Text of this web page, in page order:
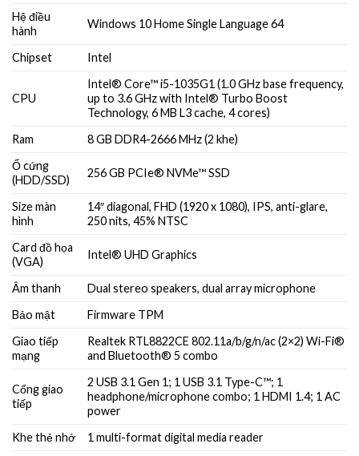
Hệ điều
hành
Windows 10 Home Single Language 64
Chipset Intel
CPU
Intel® Core™ i5-1035G1 (1.0 GHz base frequency,
up to 3.6 GHz with Intel® Turbo Boost
Technology, 6 MB L3 cache, 4 cores)
Ram
8 GB DDR4-2666 MHz (2 khe)
Ổ cứng
(HDD/SSD)
256 GB PCIe® NVMe™ SSD
Size màn
hình
14″ diagonal, FHD (1920 x 1080), IPS, anti-glare,
250 nits, 45% NTSC
Card đồ họa
(VGA)
Intel® UHD Graphics
Âm thanh
Dual stereo speakers, dual array microphone
Bảo mật
Firmware TPM
Giao tiếp
mạng
Realtek RTL8822CE 802.11a/b/g/n/ac (2×2) Wi-Fi®
and Bluetooth® 5 combo
Cổng giao
tiếp
2 USB 3.1 Gen 1; 1 USB 3.1 Type-C™; 1
headphone/microphone combo; 1 HDMI 1.4; 1 AC
power
Khe thẻ nhớ
1 multi-format digital media reader